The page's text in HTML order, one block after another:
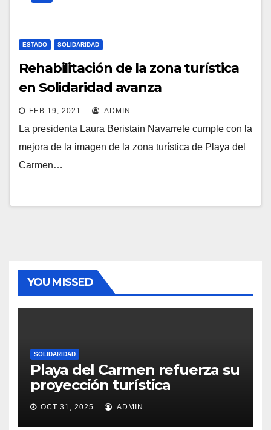
ESTADO SOLIDARIDAD
Rehabilitación de la zona turística
en Solidaridad avanza
FEB 19, 2021 ADMIN
La presidenta Laura Beristain Navarrete cumple con la
mejora de la imagen de la zona turística de Playa del
Carmen…
YOU MISSED
SOLIDARIDAD
Playa del Carmen refuerza su
proyección turística
OCT 31, 2025 ADMIN